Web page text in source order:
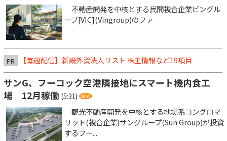
不動産開発を中核とする民間複合企業ビングル
ープ[VIC](Vingroup)のファ
PR 【毎週配信】新設外資法人リスト 株主情報など19項目
サンG、フーコック空港隣接地にスマート機内食工
場 12月稼働 (5:31)
観光不動産開発を中核とする地場系コングロマ
リット(複合企業)サングループ(Sun Group)が投資
するフー...